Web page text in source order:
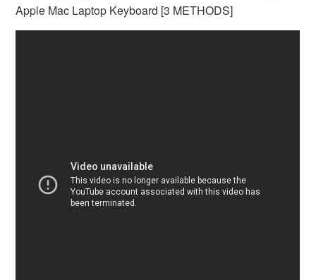
Apple Mac Laptop Keyboard [3 METHODS]